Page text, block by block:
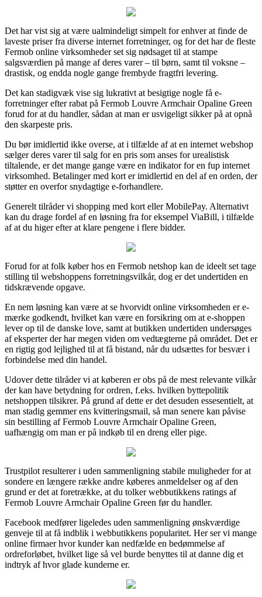
Det har vist sig at være ualmindeligt simpelt for enhver at finde de
laveste priser fra diverse internet forretninger, og for det har de fleste
Fermob online virksomheder set sig nødsaget til at stampe
salgsværdien på mange af deres varer – til børn, samt til voksne –
drastisk, og endda nogle gange frembyde fragtfri levering.
Det kan stadigvæk vise sig lukrativt at besigtige nogle få e-
forretninger efter rabat på Fermob Louvre Armchair Opaline Green
forud for at du handler, sådan at man er usvigeligt sikker på at opnå
den skarpeste pris.
Du bør imidlertid ikke overse, at i tilfælde af at en internet webshop
sælger deres varer til salg for en pris som anses for urealistisk
tiltalende, er det mange gange være en indikator for en fup internet
virksomhed. Betalinger med kort er imidlertid en del af en orden, der
støtter en overfor snydagtige e-forhandlere.
Generelt tilråder vi shopping med kort eller MobilePay. Alternativt
kan du drage fordel af en løsning fra for eksempel ViaBill, i tilfælde
af at du higer efter at klare pengene i flere bidder.
Forud for at folk køber hos en Fermob netshop kan de ideelt set tage
stilling til webshoppens forretningsvilkår, dog er det undertiden en
tidskrævende opgave.
En nem løsning kan være at se hvorvidt online virksomheden er e-
mærke godkendt, hvilket kan være en forsikring om at e-shoppen
lever op til de danske love, samt at butikken undertiden undersøges
af eksperter der har megen viden om vedtægterne på området. Det er
en rigtig god lejlighed til at få bistand, når du udsættes for besvær i
forbindelse med din handel.
Udover dette tilråder vi at køberen er obs på de mest relevante vilkår
der kan have betydning for ordren, f.eks. hvilken byttepolitik
netshoppen tilsikrer. På grund af dette er det desuden essesentielt, at
man stadig gemmer ens kvitteringsmail, så man senere kan påvise
sin bestilling af Fermob Louvre Armchair Opaline Green,
uafhængig om man er på indkøb til en dreng eller pige.
Trustpilot resulterer i uden sammenligning stabile muligheder for at
sondere en længere række andre køberes anmeldelser og af den
grund er det at foretrække, at du tolker webbutikkens ratings af
Fermob Louvre Armchair Opaline Green før du handler.
Facebook medfører ligeledes uden sammenligning ønskværdige
genveje til at få indblik i webbutikkens popularitet. Her ser vi mange
online firmaer hvor kunder kan nedfælde en bedømmelse af
ordreforløbet, hvilket lige så vel burde benyttes til at danne dig et
indtryk af hvor glade kunderne er.